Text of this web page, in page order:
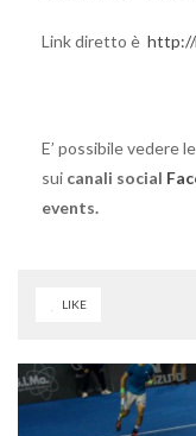
Link diretto è http://
E’ possibile vedere
sui canali social
events.
LIKE